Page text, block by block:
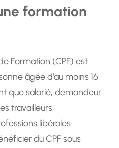
formation
Formation (CPF) est
âgée d’au moins 16
que salarié, demandeur
travailleurs
libérales
du CPF sous